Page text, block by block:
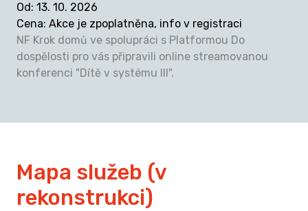
Od: 13. 10. 2026
Cena: Akce je zpoplatněna, info v registraci
NF Krok domů ve spolupráci s Platformou Do
dospělosti pro vás připravili online streamovanou
konferenci "Dítě v systému III".
Mapa služeb (v
rekonstrukci)